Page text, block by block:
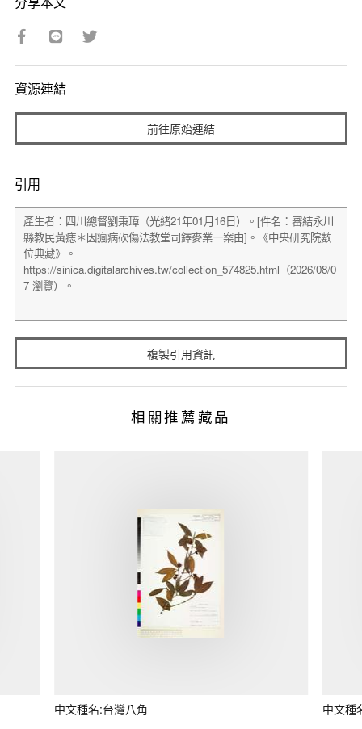
資源連結
前往原始連結
引用
複製引用資訊
相關推薦藏品
中文種名:台灣八角 中文種